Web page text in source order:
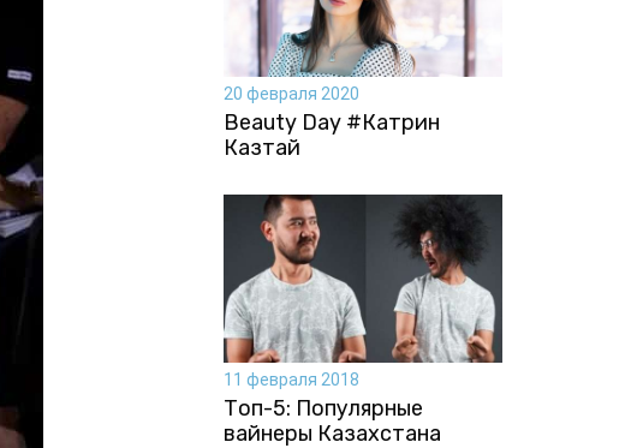
20 февраля 2020
Beauty Day #Катрин
Казтай
11 февраля 2018
Топ-5: Популярные
вайнеры Казахстана